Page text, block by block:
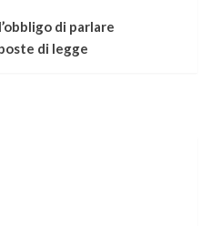
di parlare
di legge